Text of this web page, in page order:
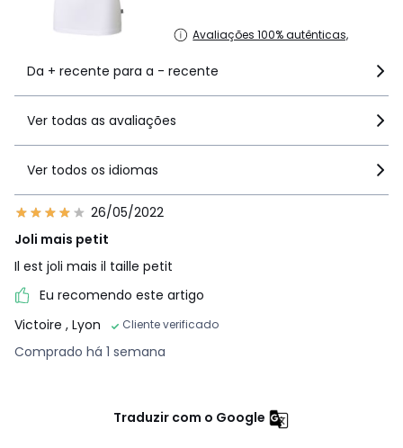
Avaliações 100% autênticas,
Da + recente para a - recente
Ver todas as avaliações
Ver todos os idiomas
26/05/2022
Joli mais petit
Il est joli mais il taille petit
Eu recomendo este artigo
Victoire , Lyon Cliente verificado
Comprado há 1 semana
Traduzir com o Google